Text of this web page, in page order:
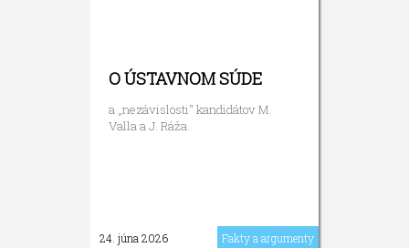
O ÚSTAVNOM SÚDE
a „nezávislosti“ kandidátov M.
Valla a J. Ráža.
24. júna 2026 Fakty a argumenty